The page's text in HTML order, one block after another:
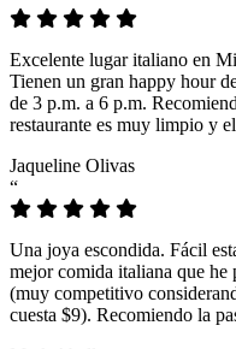
Excelente lugar italiano en
Tienen un gran happy hour
de 3 p.m. a 6 p.m.
restaurante es muy limpio y
Jaqueline Olivas
“
Una joya escondida. Fácil
mejor comida italiana que
(muy competitivo
cuesta $9). Recomiendo la